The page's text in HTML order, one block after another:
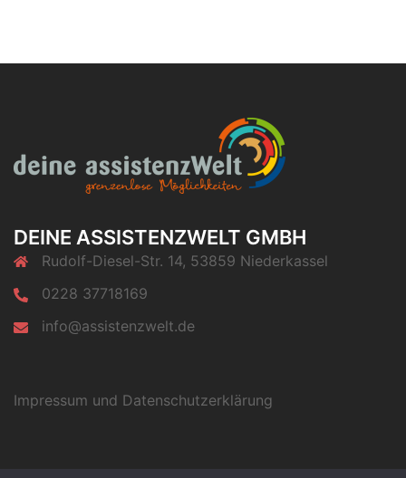
DEINE ASSISTENZWELT GMBH
Rudolf-Diesel-Str. 14, 53859 Niederkassel
0228 37718169
info@assistenzwelt.de
Impressum und Datenschutzerklärung